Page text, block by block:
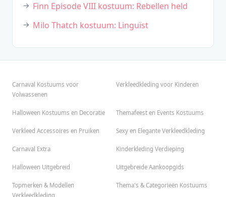
Finn Episode VIII kostuum: Rebellen held
Milo Thatch kostuum: Linguïst
Carnaval Kostuums voor
Volwassenen
Verkleedkleding voor Kinderen
Halloween Kostuums en Decoratie Themafeest en Events Kostuums
Verkleed Accessoires en Pruiken Sexy en Elegante Verkleedkleding
Carnaval Extra Kinderkleding Verdieping
Halloween Uitgebreid Uitgebreide Aankoopgids
Topmerken & Modellen
Verkleedkleding
Thema's & Categorieën Kostuums